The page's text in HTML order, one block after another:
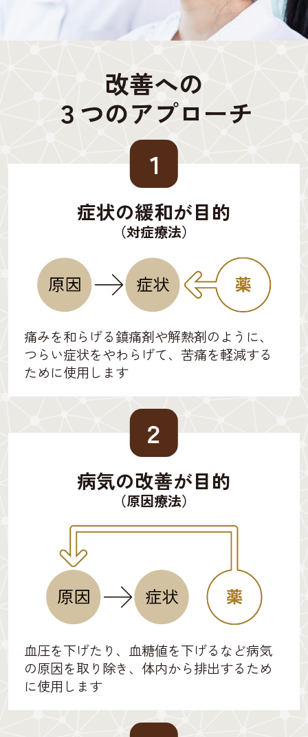
改善への
３つのアプローチ
１
症状の緩和が目的
（対症療法）
痛みを和らげる鎮痛剤や解熱剤のように、
つらい症状をやわらげて、苦痛を軽減する
ために使用します
２
病気の改善が目的
（原因療法）
血圧を下げたり、血糖値を下げるなど病気
の原因を取り除き、体内から排出するため
に使用します